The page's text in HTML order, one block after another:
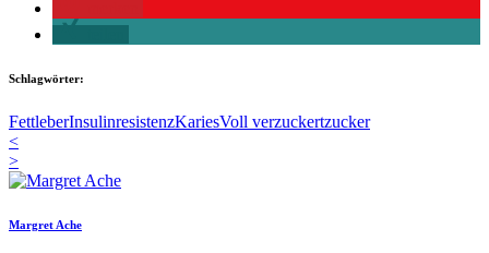
Schlagwörter:
FettleberInsulinresistenzKariesVoll verzuckertzucker
<
>
Margret Ache